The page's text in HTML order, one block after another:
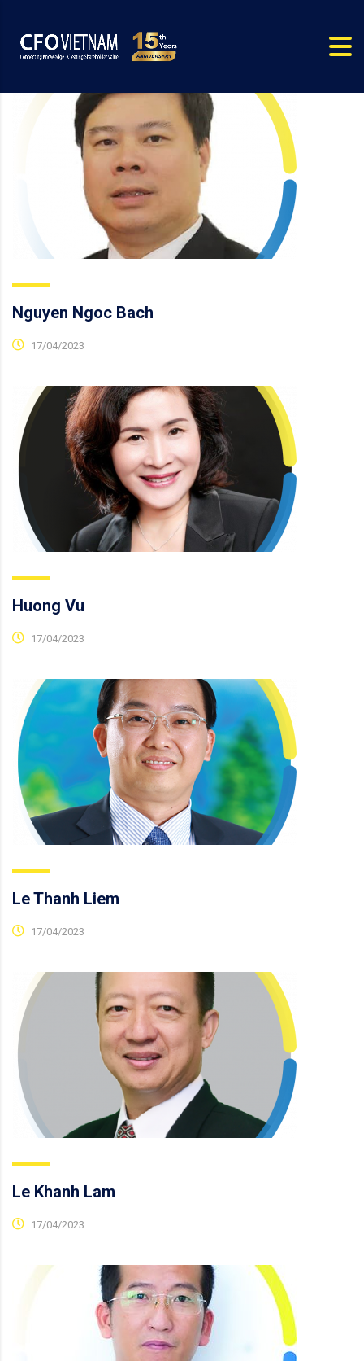
Nguyen Ngoc Bach
17/04/2023
Huong Vu
17/04/2023
Le Thanh Liem
17/04/2023
Le Khanh Lam
17/04/2023